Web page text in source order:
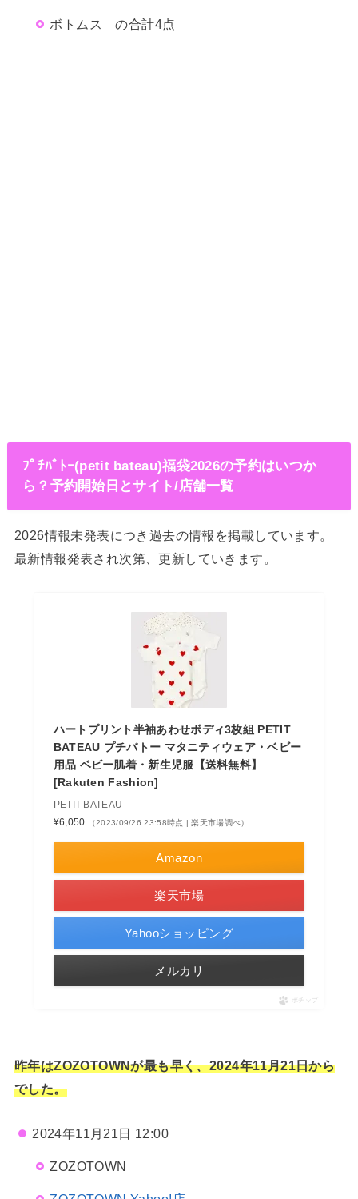
ボトムス の合計4点
ﾌﾟﾁﾊﾞﾄｰ(petit bateau)福袋2026の予約はいつか
ら？予約開始日とサイト/店舗一覧
2026情報未発表につき過去の情報を掲載しています。
最新情報発表され次第、更新していきます。
ハートプリント半袖あわせボディ3枚組 PETIT
BATEAU プチバトー マタニティウェア・ベビー
用品 ベビー肌着・新生児服【送料無料】
[Rakuten Fashion]
PETIT BATEAU
¥6,050
（2023/09/26 23:58時点 | 楽天市場調べ）
Amazon
楽天市場
Yahooショッピング
メルカリ
ポチップ
昨年はZOZOTOWNが最も早く、2024年11月21日から
でした。
2024年11月21日 12:00
ZOZOTOWN